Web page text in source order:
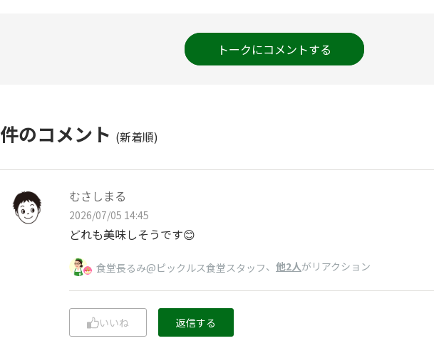
トークにコメントする
件のコメント (新着順)
むさしまる
2026/07/05 14:45
どれも美味しそうです😊
食堂長るみ@ピックルス食堂スタッフ、 他2人がリアクション
いいね 返信する